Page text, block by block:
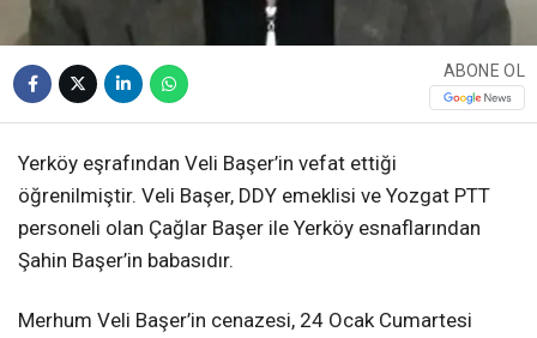
ABONE OL
Yerköy eşrafından Veli Başer’in vefat ettiği
öğrenilmiştir. Veli Başer, DDY emeklisi ve Yozgat PTT
personeli olan Çağlar Başer ile Yerköy esnaflarından
Şahin Başer’in babasıdır.
Merhum Veli Başer’in cenazesi, 24 Ocak Cumartesi